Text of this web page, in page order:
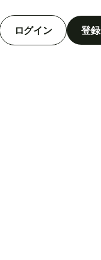
ログイン 登録